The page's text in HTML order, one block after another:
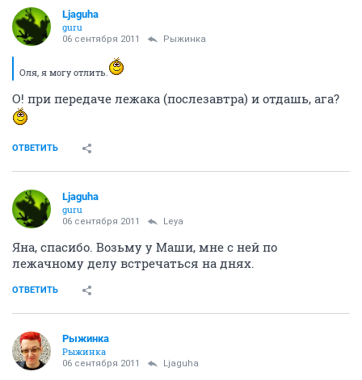
Ljaguha
guru
06 сентября 2011 Рыжинка
Оля, я могу отлить.
О! при передаче лежака (послезавтра) и отдашь, ага?
ОТВЕТИТЬ
Ljaguha
guru
06 сентября 2011 Leya
Яна, спасибо. Возьму у Маши, мне с ней по
лежачному делу встречаться на днях.
ОТВЕТИТЬ
Рыжинка
Рыжинка
06 сентября 2011 Ljaguha